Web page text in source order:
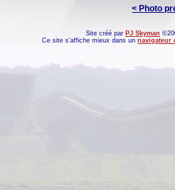
< Photo
Site créé par PJ Skyman
Ce site s'affiche mieux dans unnavigateur